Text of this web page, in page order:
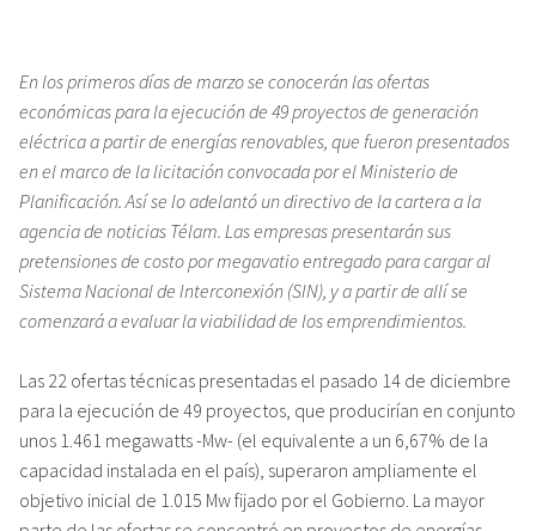
En los primeros días de marzo se conocerán las ofertas
económicas para la ejecución de 49 proyectos de generación
eléctrica a partir de energías renovables, que fueron presentados
en el marco de la licitación convocada por el Ministerio de
Planificación. Así se lo adelantó un directivo de la cartera a la
agencia de noticias Télam. Las empresas presentarán sus
pretensiones de costo por megavatio entregado para cargar al
Sistema Nacional de Interconexión (SIN), y a partir de allí se
comenzará a evaluar la viabilidad de los emprendimientos.
Las 22 ofertas técnicas presentadas el pasado 14 de diciembre
para la ejecución de 49 proyectos, que producirían en conjunto
unos 1.461 megawatts -Mw- (el equivalente a un 6,67% de la
capacidad instalada en el país), superaron ampliamente el
objetivo inicial de 1.015 Mw fijado por el Gobierno. La mayor